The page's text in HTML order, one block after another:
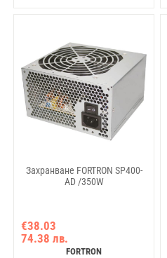
Захранване FORTRON SP400-
AD /350W
€38.03
74.38 лв.
FORTRON